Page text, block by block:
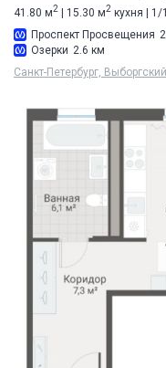
41.80 м2 | 15.30 м2 кухня | 1/
Проспект Просвещения
Озерки 2.6 км
Санкт-Петербург,